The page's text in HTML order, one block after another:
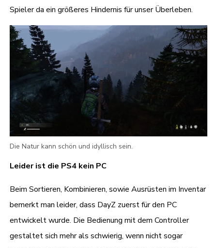
Spieler da ein größeres Hindernis für unser Überleben.
Die Natur kann schön und idyllisch sein.
Leider ist die PS4 kein PC
Beim Sortieren, Kombinieren, sowie Ausrüsten im Inventar
bemerkt man leider, dass DayZ zuerst für den PC
entwickelt wurde. Die Bedienung mit dem Controller
gestaltet sich mehr als schwierig, wenn nicht sogar